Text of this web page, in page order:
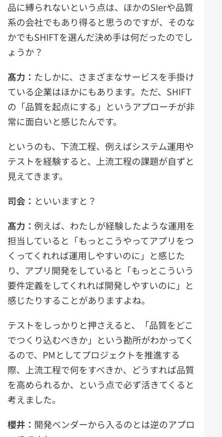
品に縛られないという点は、ほかのSIerや品質
系の会社でもあり得ると思うのですが、そのな
かでもSHIFTを選んだ決め手は何だったのでし
ょうか？
髙力： たしかに、さまざまなサービスを手掛け
ている企業はほかにもあります。ただ、SHIFT
の「品質を起点にする」というアプローチが非
常に面白いと感じたんです。
というのも、下流工程、例えばシステム運用や
テストを経験すると、上流工程の課題が自ずと
見えてきます。
司会： といいますと？
髙力： 例えば、わたしが経験したような運用を
担当していると「もっとこうやってアプリをつ
くってくれれば運用しやすいのに」と感じた
り、アプリ開発をしていると「もっとこういう
要件定義をしてくれれば開発しやすいのに」と
感じたりすることがありますよね。
テストをしっかりと押さえると、「品質をどこ
でつくり込むべきか」という勘所がわかってく
るので、PMとしてプロジェクトを推進する
際、上流工程で何をすべきか、どうすれば品質
を高められるか、という点で必ず活きてくると
考えました。
櫻井： 開発ベンダーから入るのとは逆のアプロ